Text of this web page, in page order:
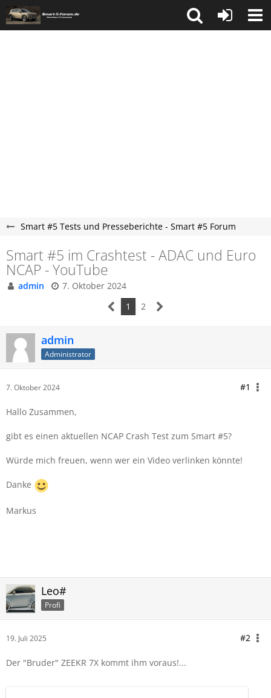
Smart #5 Tests und Presseberichte - Smart #5 Forum
Smart #5 im Crashtest - ADAC und Euro
NCAP - YouTube
admin
7. Oktober 2024
1
2
admin
Administrator
7. Oktober 2024 #1
Hallo Zusammen,
gibt es einen aktuellen NCAP Crash Test zum Smart #5?
Würde mich freuen, wenn wer ein Video verlinken könnte!
Danke
Markus
Leo#
Profi
19. Juli 2025 #2
Der "Bruder" ZEEKR 7X kommt ihm voraus!...